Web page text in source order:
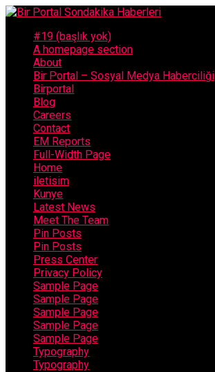
#19 (başlık yok)
A homepage section
About
Bir Portal – Sosyal Medya Haberciliği
Birportal
Blog
Careers
Contact
EM Reports
Full-Width Page
Home
iletisim
Kunye
Latest News
Meet The Team
Pin Posts
Pin Posts
Press Center
Privacy Policy
Sample Page
Sample Page
Sample Page
Sample Page
Sample Page
Typography
Typography